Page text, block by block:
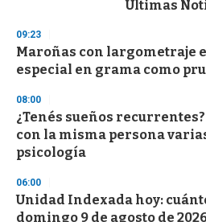
d
s
o
f
3
s
e
c
o
d
s
Últimas
09:23
Maroñas con largometraje
especial en grama como
08:00
¿Tenés sueños
con la misma persona
psicología
06:00
Unidad Indexada hoy:
domingo 9 de agosto de